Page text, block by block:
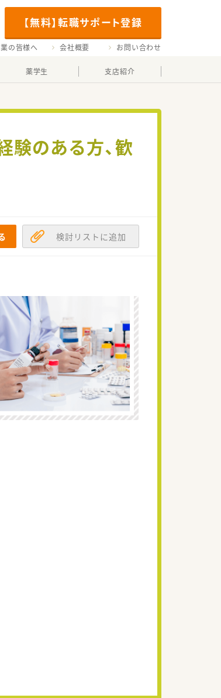
【無料】転職サポート登録
の皆様へ 会社概要 お問い合わせ
薬学生 支店紹介
のある方、歓
検討リストに追加